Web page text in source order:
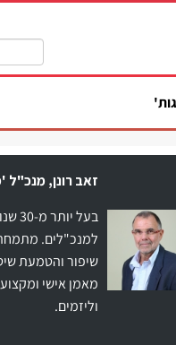
באתר:
זאב רונן, מנכ"ל
בעל
למנכ"לים.
שיפור והטמעת
מאמן אישי
וליזמים.